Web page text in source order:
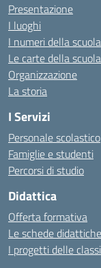
Presentazione
I luoghi
I numeri della scuola
Le carte della scuola
Organizzazione
La storia
I Servizi
Personale scolastico
Famiglie e studenti
Percorsi di studio
Didattica
Offerta formativa
Le schede didattiche
I progetti delle classi